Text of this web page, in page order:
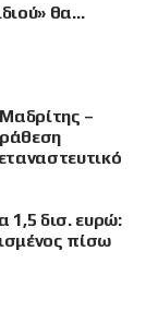
θα…
–
1,5 δισ. ευρώ:
πίσω